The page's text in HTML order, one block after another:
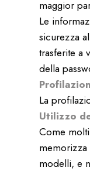
maggior
Le
sicurezza
trasferite a
della
La
Utilizzo
Come
modelli, e